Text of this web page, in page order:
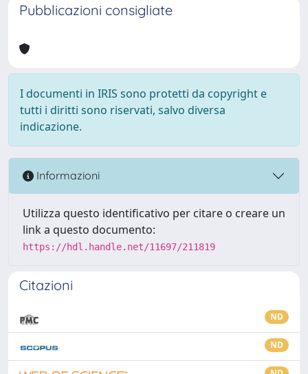
Pubblicazioni consigliate
I documenti in IRIS sono protetti da copyright e
tutti i diritti sono riservati, salvo diversa
indicazione.
Informazioni
Utilizza questo identificativo per citare o creare un
link a questo documento:
https://hdl.handle.net/11697/211819
Citazioni
ND
ND